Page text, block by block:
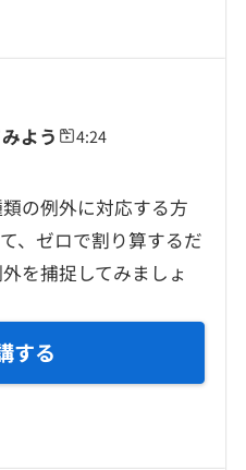
よう 4:24
の例外に対応する方
、ゼロで割り算するだ
を捕捉してみましょ
する